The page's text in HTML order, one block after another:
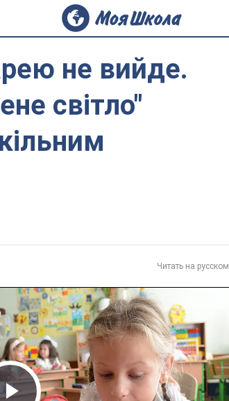
не вийде.
світло"
Читать на русском